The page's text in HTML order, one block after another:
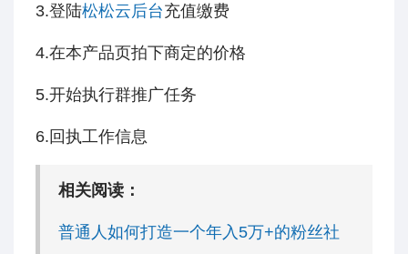
3.登陆松松云后台充值缴费
4.在本产品页拍下商定的价格
5.开始执行群推广任务
6.回执工作信息
相关阅读：
普通人如何打造一个年入5万+的粉丝社